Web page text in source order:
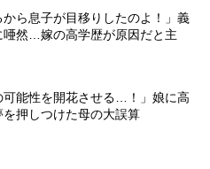
から息子が目移りしたのよ！」義
唖然…嫁の高学歴が原因だと主
可能性を開花させる…！」娘に高
押しつけた母の大誤算